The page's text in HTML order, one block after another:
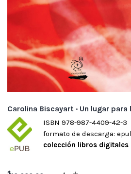
Carolina Biscayart · Un lugar
ISBN 978-987-4409-42-3
formato de descarga:
colección libros digitales